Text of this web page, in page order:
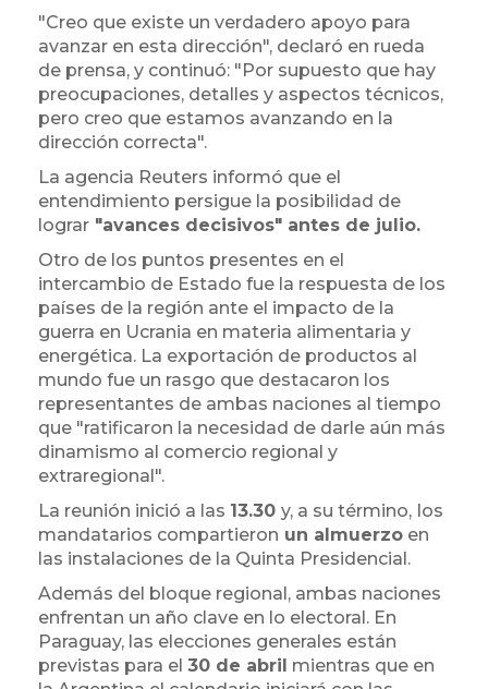
"Creo que existe un verdadero apoyo para
avanzar en esta dirección", declaró en rueda
de prensa, y continuó: "Por supuesto que hay
preocupaciones, detalles y aspectos técnicos,
pero creo que estamos avanzando en la
dirección correcta".
La agencia Reuters informó que el
entendimiento persigue la posibilidad de
lograr "avances decisivos" antes de julio.
Otro de los puntos presentes en el
intercambio de Estado fue la respuesta de los
países de la región ante el impacto de la
guerra en Ucrania en materia alimentaria y
energética. La exportación de productos al
mundo fue un rasgo que destacaron los
representantes de ambas naciones al tiempo
que "ratificaron la necesidad de darle aún más
dinamismo al comercio regional y
extraregional".
La reunión inició a las 13.30 y, a su término, los
mandatarios compartieron un almuerzo en
las instalaciones de la Quinta Presidencial.
Además del bloque regional, ambas naciones
enfrentan un año clave en lo electoral. En
Paraguay, las elecciones generales están
previstas para el 30 de abril mientras que en